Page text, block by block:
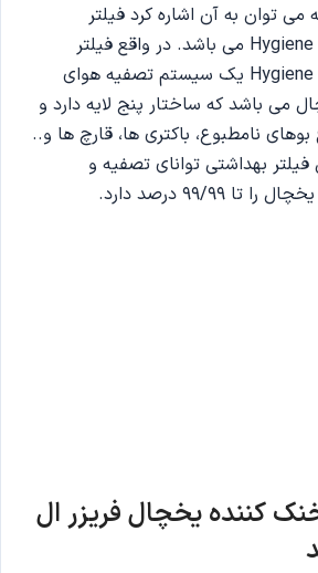
که می توان به آن اشاره کرد فیلتر
بهداشتی ™+Hygiene FRESH می باشد. در واقع فیلتر
بهداشتی ™+Hygiene FRESH یک سیستم تصفیه هوای
می باشد که ساختار پنج لایه دارد و
نامطبوع، باکتری ها، قارچ ها و..
فیلتر بهداشتی توانای تصفیه و
99/99 درصد دارد.
کننده یخچال فریزر ال